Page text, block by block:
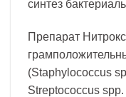
синтез
Препарат
(Staphylococcus
Streptococcus